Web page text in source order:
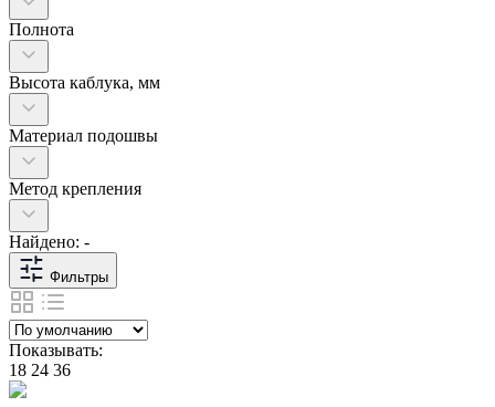
Полнота
Высота каблука, мм
Материал подошвы
Метод крепления
Найдено: -
Фильтры
Показывать:
18 24 36